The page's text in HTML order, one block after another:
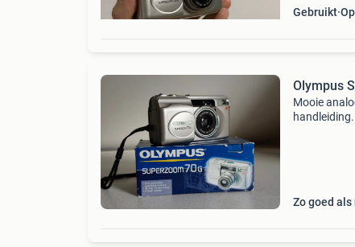
Gebruikt
Olympus
Mooie
Zo goed als